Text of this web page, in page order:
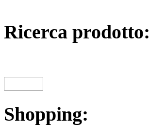
Ricerca prodotto:
Shopping: